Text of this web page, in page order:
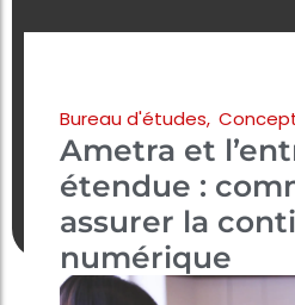
Bureau d'études,
Ametra et
étendue :
assurer la
numérique